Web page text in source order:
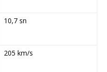
10,7 sn
205 km/s